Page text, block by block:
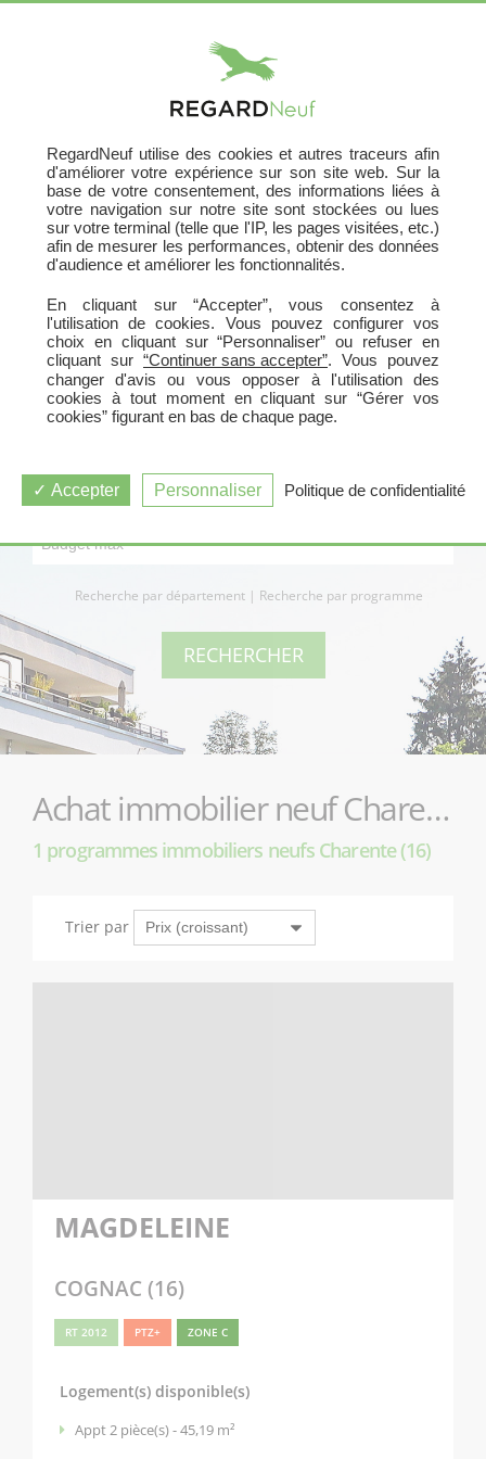
Acheter Votre Logement
631 programmes neufs
En France
HABITER ou INVESTIR
Recherche par département | Recherche par programme
Achat immobilier neuf Charente (16)
1 programmes immobiliers neufs Charente (16)
Trier par
MAGDELEINE
COGNAC (16)
RT 2012 PTZ+ ZONE C
Logement(s) disponible(s)
Appt 2 pièce(s) - 45,19 m²
RegardNeuf utilise des cookies et autres traceurs afin
d'améliorer votre expérience sur son site web. Sur la
base de votre consentement, des informations liées à
votre navigation sur notre site sont stockées ou lues
sur votre terminal (telle que l'IP, les pages visitées, etc.)
afin de mesurer les performances, obtenir des données
d'audience et améliorer les fonctionnalités.
En cliquant sur “Accepter”, vous consentez à
l'utilisation de cookies. Vous pouvez configurer vos
choix en cliquant sur “Personnaliser” ou refuser en
cliquant sur “Continuer sans accepter”. Vous pouvez
changer d'avis ou vous opposer à l'utilisation des
cookies à tout moment en cliquant sur “Gérer vos
cookies” figurant en bas de chaque page.
Accepter Personnaliser Politique de confidentialité